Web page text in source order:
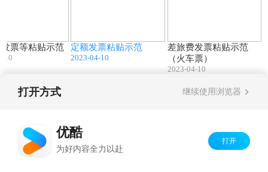
票等粘贴示范
10
定额发票粘贴示范
2023-04-10
差旅费发票粘贴示范
（火车票）
2023-04-10
打开方式 继续使用浏览器
优酷
为好内容全力以赴
打开